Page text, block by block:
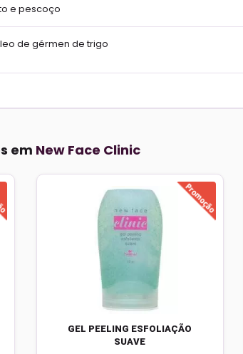
e pescoço
de gérmen de trigo
em New Face Clinic
GEL PEELING ESFOLIAÇÃO
SUAVE